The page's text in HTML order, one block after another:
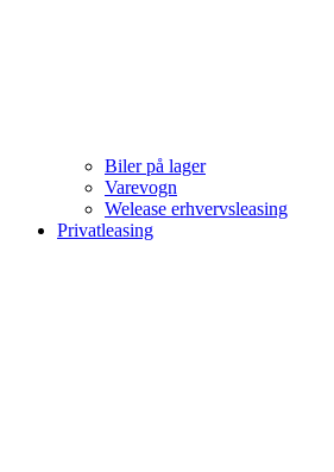
Biler på lager
Varevogn
Welease erhvervsleasing
Privatleasing